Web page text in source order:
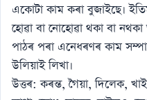
একোটা কাম কৰা বুজাইছে।
হােৱা বা নােহােৱা থকা বা
পাঠৰ পৰা এনেধৰণৰ কাম
উলিয়াই লিখা।
উত্তৰ: কৰন্ত, গৈয়া, দিলেক,